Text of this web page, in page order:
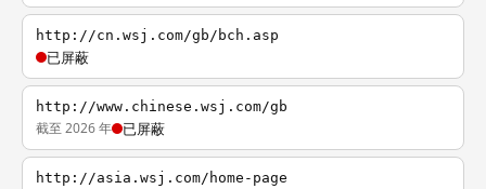
http://cn.wsj.com/gb/bch.asp
已屏蔽
http://www.chinese.wsj.com/gb
截至 2026 年 已屏蔽
http://asia.wsj.com/home-page